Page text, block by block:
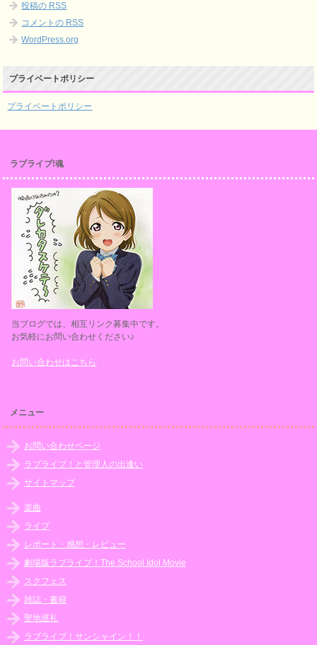
投稿の RSS
コメントの RSS
WordPress.org
プライベートポリシー
プライベートポリシー
ラブライブ!魂
当ブログでは、相互リンク募集中です。
お気軽にお問い合わせください♪
お問い合わせはこちら
メニュー
お問い合わせページ
ラブライブ！と管理人の出逢い
サイトマップ
楽曲
ライブ
レポート・感想・レビュー
劇場版ラブライブ！The School Idol Movie
スクフェス
雑誌・書籍
聖地巡礼
ラブライブ！サンシャイン！！